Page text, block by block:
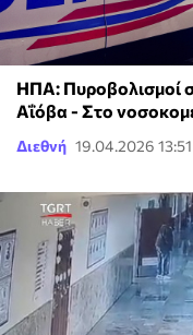
ΗΠΑ: Πυροβολισμοί
Aΐόβα - Στο
Διεθνή 19.04.2026 13:51